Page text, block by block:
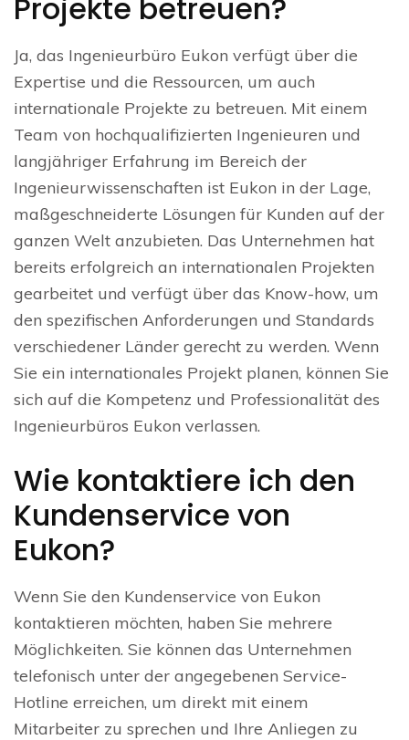
Projekte betreuen?
Ja, das Ingenieurbüro Eukon verfügt über die
Expertise und die Ressourcen, um auch
internationale Projekte zu betreuen. Mit einem
Team von hochqualifizierten Ingenieuren und
langjähriger Erfahrung im Bereich der
Ingenieurwissenschaften ist Eukon in der Lage,
maßgeschneiderte Lösungen für Kunden auf der
ganzen Welt anzubieten. Das Unternehmen hat
bereits erfolgreich an internationalen Projekten
gearbeitet und verfügt über das Know-how, um
den spezifischen Anforderungen und Standards
verschiedener Länder gerecht zu werden. Wenn
Sie ein internationales Projekt planen, können Sie
sich auf die Kompetenz und Professionalität des
Ingenieurbüros Eukon verlassen.
Wie kontaktiere ich den
Kundenservice von
Eukon?
Wenn Sie den Kundenservice von Eukon
kontaktieren möchten, haben Sie mehrere
Möglichkeiten. Sie können das Unternehmen
telefonisch unter der angegebenen Service-
Hotline erreichen, um direkt mit einem
Mitarbeiter zu sprechen und Ihre Anliegen zu